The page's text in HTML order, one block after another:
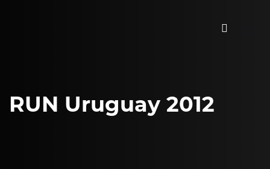
RUN Uruguay 2012